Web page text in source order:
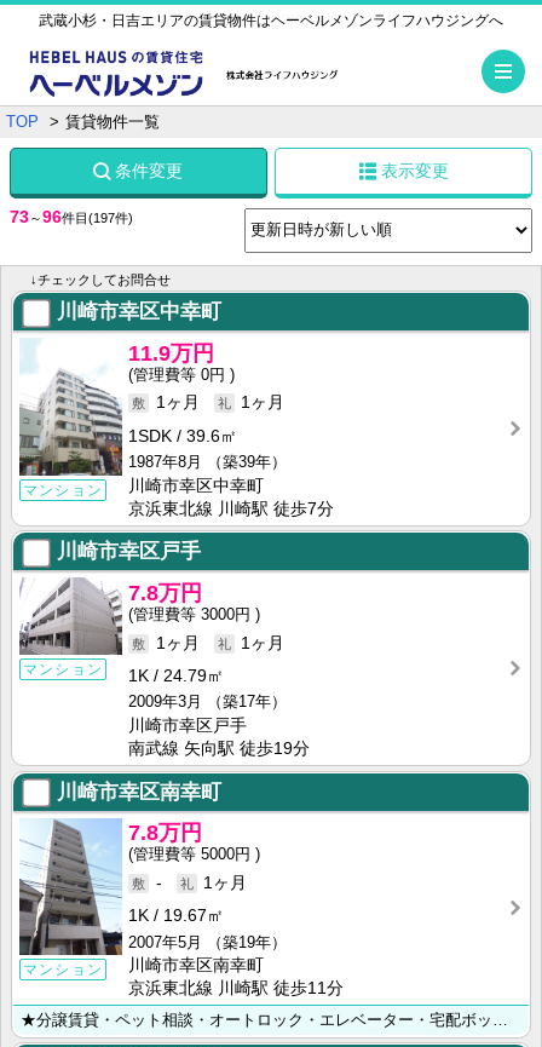
武蔵小杉・日吉エリアの賃貸物件はヘーベルメゾンライフハウジングへ
TOP 賃貸物件一覧
条件変更 表示変更
73～96件目(197件)
↓チェックしてお問合せ
川崎市幸区中幸町
マンション
11.9万円
0円
1ヶ月
1ヶ月
1SDK
39.6㎡
1987年8月
（築39年）
川崎市幸区中幸町
京浜東北線 川崎駅 徒歩7分
川崎市幸区戸手
マンション
7.8万円
3000円
1ヶ月
1ヶ月
1K
24.79㎡
2009年3月
（築17年）
川崎市幸区戸手
南武線 矢向駅 徒歩19分
川崎市幸区南幸町
マンション
7.8万円
5000円
-
1ヶ月
1K
19.67㎡
2007年5月
（築19年）
川崎市幸区南幸町
京浜東北線 川崎駅 徒歩11分
★分譲賃貸・ペット相談・オートロック・エレベーター・宅配ボックス・浴室乾燥・システムキッチン・収納・･･･